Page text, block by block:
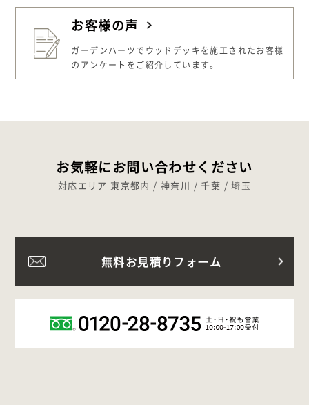
お客様の声
ガーデンハーツでウッドデッキを施工されたお客様
のアンケートをご紹介しています。
お気軽にお問い合わせください
対応エリア 東京都内 / 神奈川 / 千葉 / 埼玉
無料お見積りフォーム